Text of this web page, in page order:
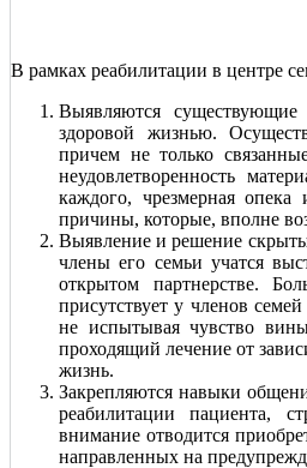
В рамках реабилитации в центре
Выявляются
здоровой жизнью.
причем не только
неудовлетворенность
каждого, чрезмерная
причины, которые, вполне
Выявление и решение
члены его семьи учатся
открытом партнерстве.
присутствует у членов
не испытывая чувство
проходящий лечение от
жизнь.
Закрепляются навыки
реабилитации пациента,
внимание отводится
направленных на